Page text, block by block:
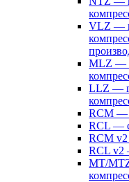
VLZ —
MLZ —
LLZ —
RCM —
RCL —
RCM
RCL v2
MT/